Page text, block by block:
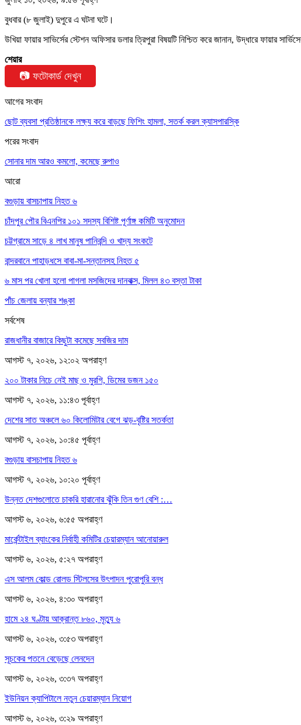
বুধবার (৮ জুলাই) দুপুরে এ ঘটনা ঘটে।
উখিয়া ফায়ার সাভির্সের স্টেশন অফিসার ডলার ত্রিপুরা বিষয়টি নিশ্চিত করে জানান, উদ্ধারে ফায়ার
শেয়ার
📷 ফটোকার্ড দেখুন
আগের সংবাদ
ছোট ব্যবসা প্রতিষ্ঠানকে লক্ষ্য করে বাড়ছে ফিশিং হামলা, সতর্ক করল ক্যাসপারস্কি
পরের সংবাদ
সোনার দাম আরও কমলো, কমেছে রুপাও
আরো
বগুড়ায় বাসচাপায় নিহত ৬
চাঁদপুর পৌর বিএনপির ১০১ সদস্য বিশিষ্ট পূর্ণাঙ্গ কমিটি অনুমোদন
চট্টগ্রামে সাড়ে ৪ লাখ মানুষ পানিবন্দি ও খাদ্য সংকটে
বান্দরবানে পাহাড়ধসে বাবা-মা-সন্তানসহ নিহত ৫
৬ মাস পর খোলা হলো পাগলা মসজিদের দানবাক্স, মিলল ৪৩ বস্তা টাকা
পাঁচ জেলায় বন্যার শঙ্কা
সর্বশেষ
রাজধানীর বাজারে কিছুটা কমেছে সবজির দাম
আগস্ট ৭, ২০২৬, ১২:০২ অপরাহ্ণ
২০০ টাকার নিচে নেই মাছ ও মুরগি, ডিমের ডজন ১৫০
আগস্ট ৭, ২০২৬, ১১:৪৩ পূর্বাহ্ণ
দেশের সাত অঞ্চলে ৬০ কিলোমিটার বেগে ঝড়-বৃষ্টির সতর্কতা
আগস্ট ৭, ২০২৬, ১০:৪৫ পূর্বাহ্ণ
বগুড়ায় বাসচাপায় নিহত ৬
আগস্ট ৭, ২০২৬, ১০:২০ পূর্বাহ্ণ
উন্নত দেশগুলোতে চাকরি হারানোর ঝুঁকি তিন গুণ বেশি :…
আগস্ট ৬, ২০২৬, ৬:৫৫ অপরাহ্ণ
মার্কেন্টাইল ব্যাংকের নির্বাহী কমিটির চেয়ারম্যান আনোয়ারুল
আগস্ট ৬, ২০২৬, ৫:২৭ অপরাহ্ণ
এস আলম কোল্ড রোলড স্টিলসের উৎপাদন পুরোপুরি বন্ধ
আগস্ট ৬, ২০২৬, ৪:৩০ অপরাহ্ণ
হামে ২৪ ঘণ্টায় আক্রান্ত ৮৬০, মৃত্যু ৬
আগস্ট ৬, ২০২৬, ৩:৫৩ অপরাহ্ণ
সূচকের পতনে বেড়েছে লেনদেন
আগস্ট ৬, ২০২৬, ৩:৩৭ অপরাহ্ণ
ইউনিয়ন ক্যাপিটালে নতুন চেয়ারম্যান নিয়োগ
আগস্ট ৬, ২০২৬, ৩:২৯ অপরাহ্ণ